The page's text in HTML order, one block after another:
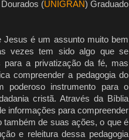
(UNIGRAN) Graduado
Jesus é um assunto muito bem
vezes tem sido algo que se
para a privatização da fé, mas
compreender a pedagogia do
poderoso instrumento para o
cristã. Através da Bíblia
informações para compreender
também de suas ações, o que é
e releitura dessa pedagogia